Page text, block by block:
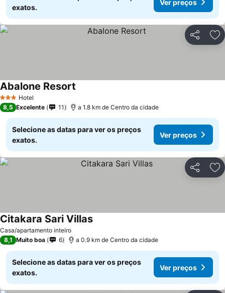
exatos.
Ver preços
Partilhar
3 EstrelasHotel
Abalone Resort
8,5 Excelente 11 a 1.8 km de Centro da cidade
Selecione as datas para ver os preços
exatos.
Ver preços
Partilhar
Casa/apartamento inteiro
Citakara Sari Villas
8,1 Muito boa 6 a 0.9 km de Centro da cidade
Selecione as datas para ver os preços
exatos.
Ver preços